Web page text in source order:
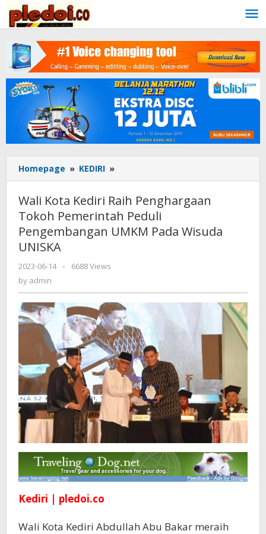
content
Homepage » KEDIRI »
Kota
Kediri
Raih
Penghargaan
Tokoh
Pada
Wisuda
UNISKA
Wali Kota Kediri Raih Penghargaan
Tokoh Pemerintah Peduli
Pengembangan UMKM Pada Wisuda
UNISKA
2023-06-14
by
-
6688 Views
by admin
Kediri | pledoi.co
Wali Kota Kediri Abdullah Abu Bakar meraih